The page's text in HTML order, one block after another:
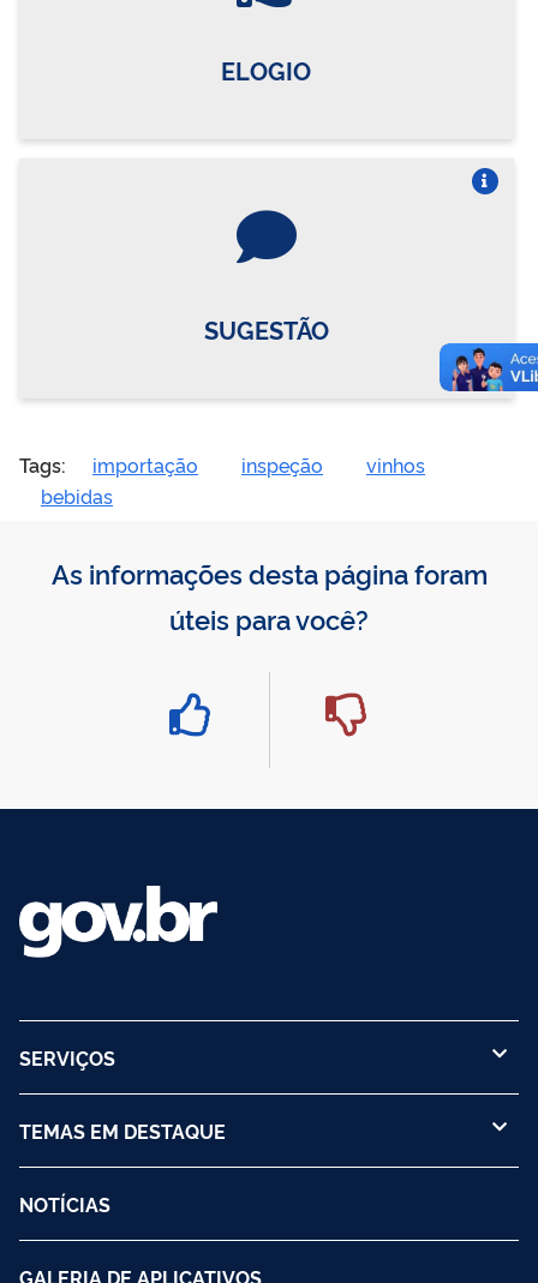
ELOGIO
SUGESTÃO
Tags: importação inspeção
vinhos
bebidas
As informações desta página foram
úteis para você?
SERVIÇOS
TEMAS EM DESTAQUE
NOTÍCIAS
GALERIA DE APLICATIVOS